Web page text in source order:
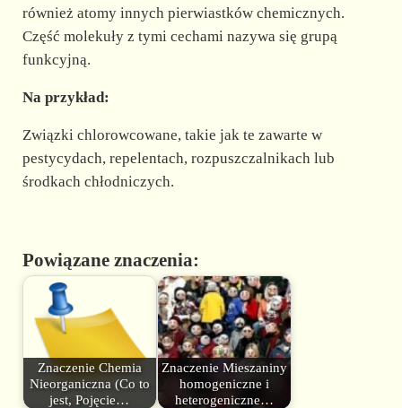
również atomy innych pierwiastków chemicznych.
Część molekuły z tymi cechami nazywa się grupą
funkcyjną.
Na przykład:
Związki chlorowcowane, takie jak te zawarte w
pestycydach, repelentach, rozpuszczalnikach lub
środkach chłodniczych.
Powiązane znaczenia:
Znaczenie Chemia
Nieorganiczna (Co to
jest, Pojęcie…
Znaczenie Mieszaniny
homogeniczne i
heterogeniczne…